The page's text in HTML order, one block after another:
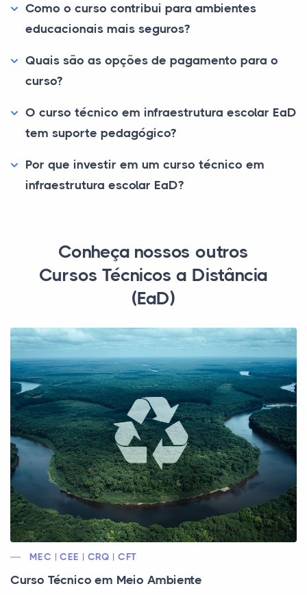
Como o curso contribui para ambientes
educacionais mais seguros?
Quais são as opções de pagamento para o
curso?
O curso técnico em infraestrutura escolar EaD
tem suporte pedagógico?
Por que investir em um curso técnico em
infraestrutura escolar EaD?
Conheça nossos outros
Cursos Técnicos a Distância
(EaD)
MEC | CEE | CRQ | CFT
Curso Técnico em Meio Ambiente